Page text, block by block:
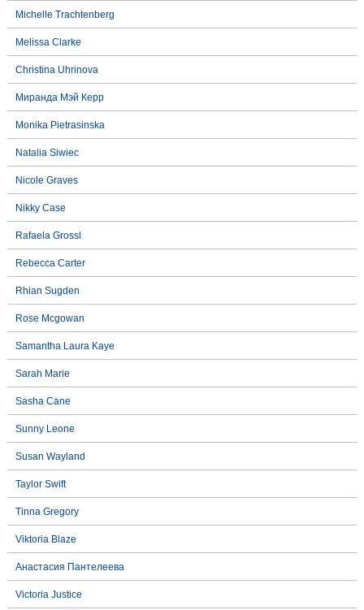
Michelle Trachtenberg
Melissa Clarke
Christina Uhrinova
Миранда Мэй Керр
Monika Pietrasinska
Natalia Siwiec
Nicole Graves
Nikky Case
Rafaela Grossl
Rebecca Carter
Rhian Sugden
Rose Mcgowan
Samantha Laura Kaye
Sarah Marie
Sasha Cane
Sunny Leone
Susan Wayland
Taylor Swift
Tinna Gregory
Viktoria Blaze
Анастасия Пантелеева
Victoria Justice